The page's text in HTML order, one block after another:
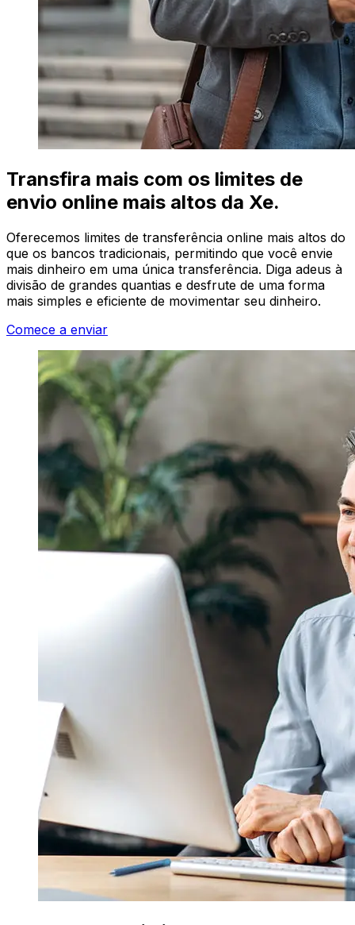
Transfira mais com os limites de
envio online mais altos da Xe.
Oferecemos limites de transferência online mais altos do
que os bancos tradicionais, permitindo que você envie
mais dinheiro em uma única transferência. Diga adeus à
divisão de grandes quantias e desfrute de uma forma
mais simples e eficiente de movimentar seu dinheiro.
Comece a enviar